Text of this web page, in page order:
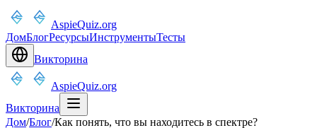
AspieQuiz.org
ДомБлогРесурсыИнструментыТесты
Викторина
AspieQuiz.org
Викторина
Дом/Блог/Как понять, что вы находитесь в спектре?